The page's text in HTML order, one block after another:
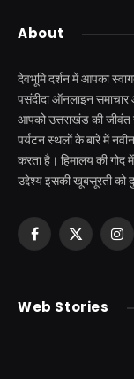
About
देवभूमि दर्शन में आपका
पसंदीदा ऑनलाइन समाचार
आपको उत्तराखंड की जीवंत
पर्यटन स्थलों के बारे में
करता है। हिमालय की गोद
उद्देश्य इसकी खूबसूरती को
Facebook
X
Web Stories
केदारनाथ से पहले